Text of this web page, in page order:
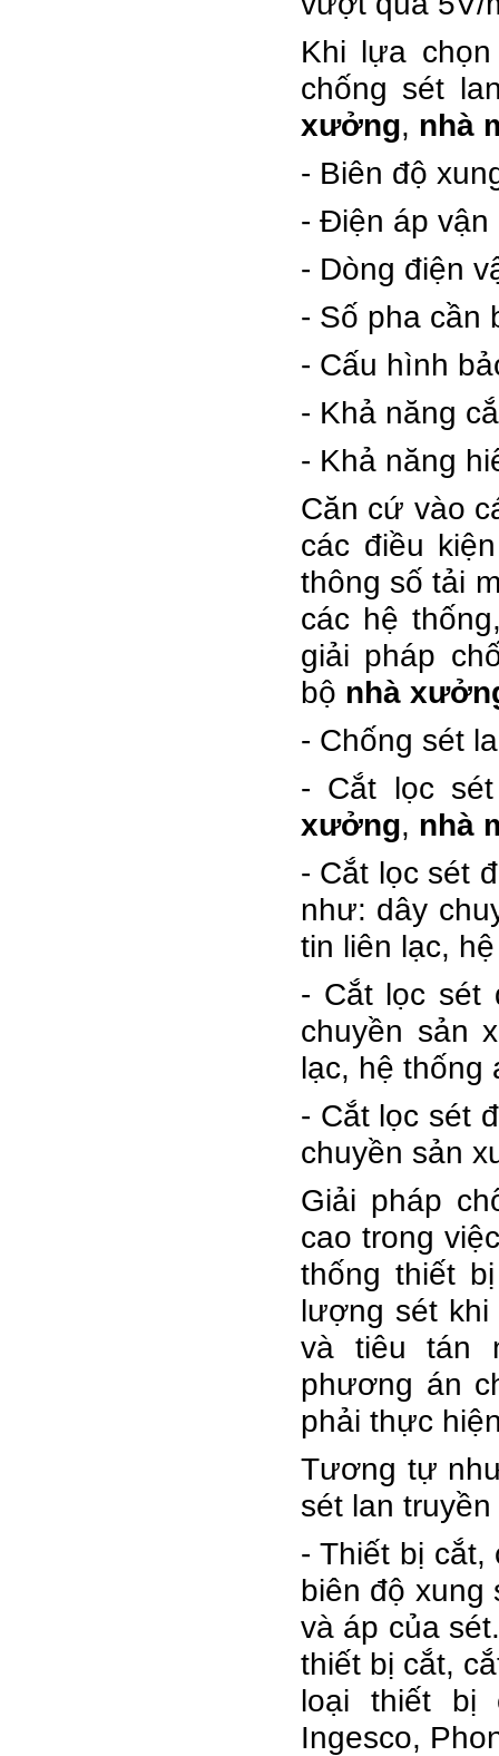
Khi lựa
chống sét
xưởng, nhà
- Biên độ
- Điện áp vận
- Dòng điện
- Số pha cần
- Cấu hình
- Khả năng
- Khả năng
Căn cứ vào
các điều
thông số tải
các hệ
giải pháp
bộ nhà
- Chống sét
- Cắt lọc
xưởng, nhà
- Cắt lọc sét
như: dây
tin liên lạc,
- Cắt lọc sét
chuyền sản
lạc, hệ
- Cắt lọc sét
chuyền sản
Giải pháp
cao trong
thống thiết
lượng sét khi
và tiêu tán
phương án
phải thực
Tương tự
sét lan
- Thiết bị cắt,
biên độ xung
và áp của
thiết bị cắt,
loại thiết bị
Ingesco,